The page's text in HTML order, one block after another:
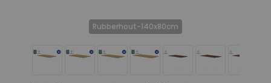
Rubberhout-140x80cm